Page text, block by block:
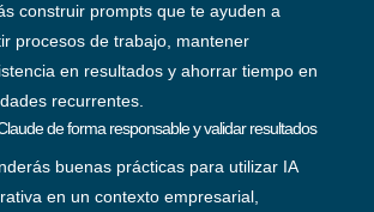
construir prompts que te ayuden a
procesos de trabajo, mantener
en resultados y ahorrar tiempo en
recurrentes.
de forma responsable y validar resultados
buenas prácticas para utilizar IA
en un contexto empresarial,